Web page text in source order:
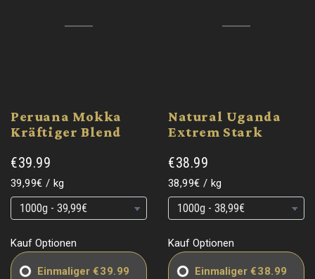
Peruana Mokka
Kräftiger Blend
€39.99
Grundpreis
39,99€ / pro
kg
Grundpreis
Grundpreis
Kauf Optionen
Einmaliger €39.99
Natural Uganda
Extrem Stark
€38.99
Grundpreis
38,99€ / pro
kg
Grundpreis
Grundpreis
Kauf Optionen
Einmaliger €38.99